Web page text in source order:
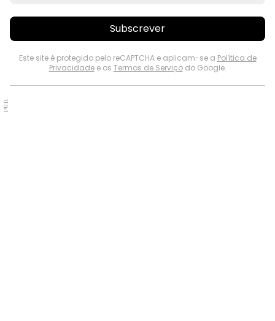
Subscrever
Este site é protegido pelo reCAPTCHA e aplicam-se a Política de
Privacidadee os Termos de Serviçodo Google.
PUB.